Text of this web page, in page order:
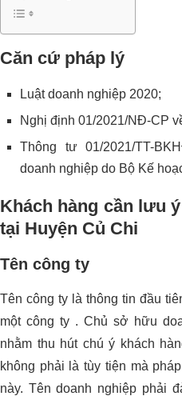
Căn cứ pháp lý
Luật doanh nghiệp 2020;
Nghị định 01/2021/NĐ-CP
Thông tư 01/2021/TT-
doanh nghiệp do Bộ Kế
Khách hàng cần lưu
tại Huyện Củ Chi
Tên công ty
Tên công ty là thông tin đầu
một công ty . Chủ sở hữu
nhằm thu hút chú ý khách
không phải là tùy tiện mà
này. Tên doanh nghiệp phải